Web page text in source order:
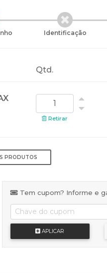
Identificação
Qtd.
Retirar
PRODUTOS
Tem cupom? Informe e
APLICAR